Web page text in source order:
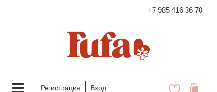
+7 985 416 36 70
FASHION FAMILY STORE
Меню Регистрация Вход